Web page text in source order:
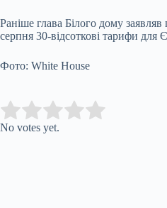
Раніше глава Білого дому
серпня 30-відсоткові тарифи для
Фото: White House
Rate this item:
No votes yet.